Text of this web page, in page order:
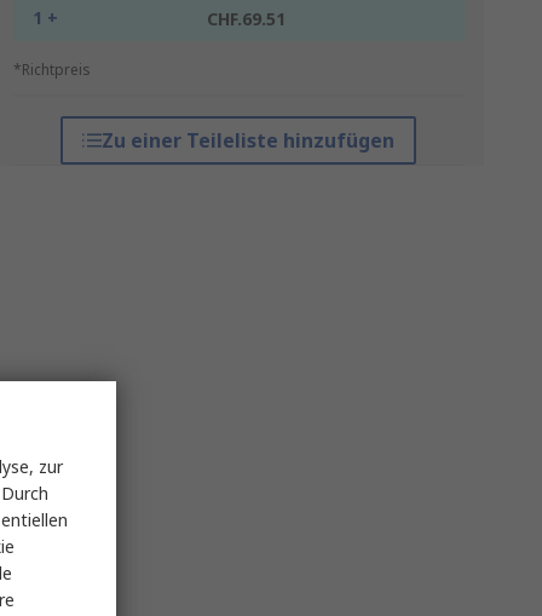
1 + CHF.69.51
*Richtpreis
Zu einer Teileliste hinzufügen
zur